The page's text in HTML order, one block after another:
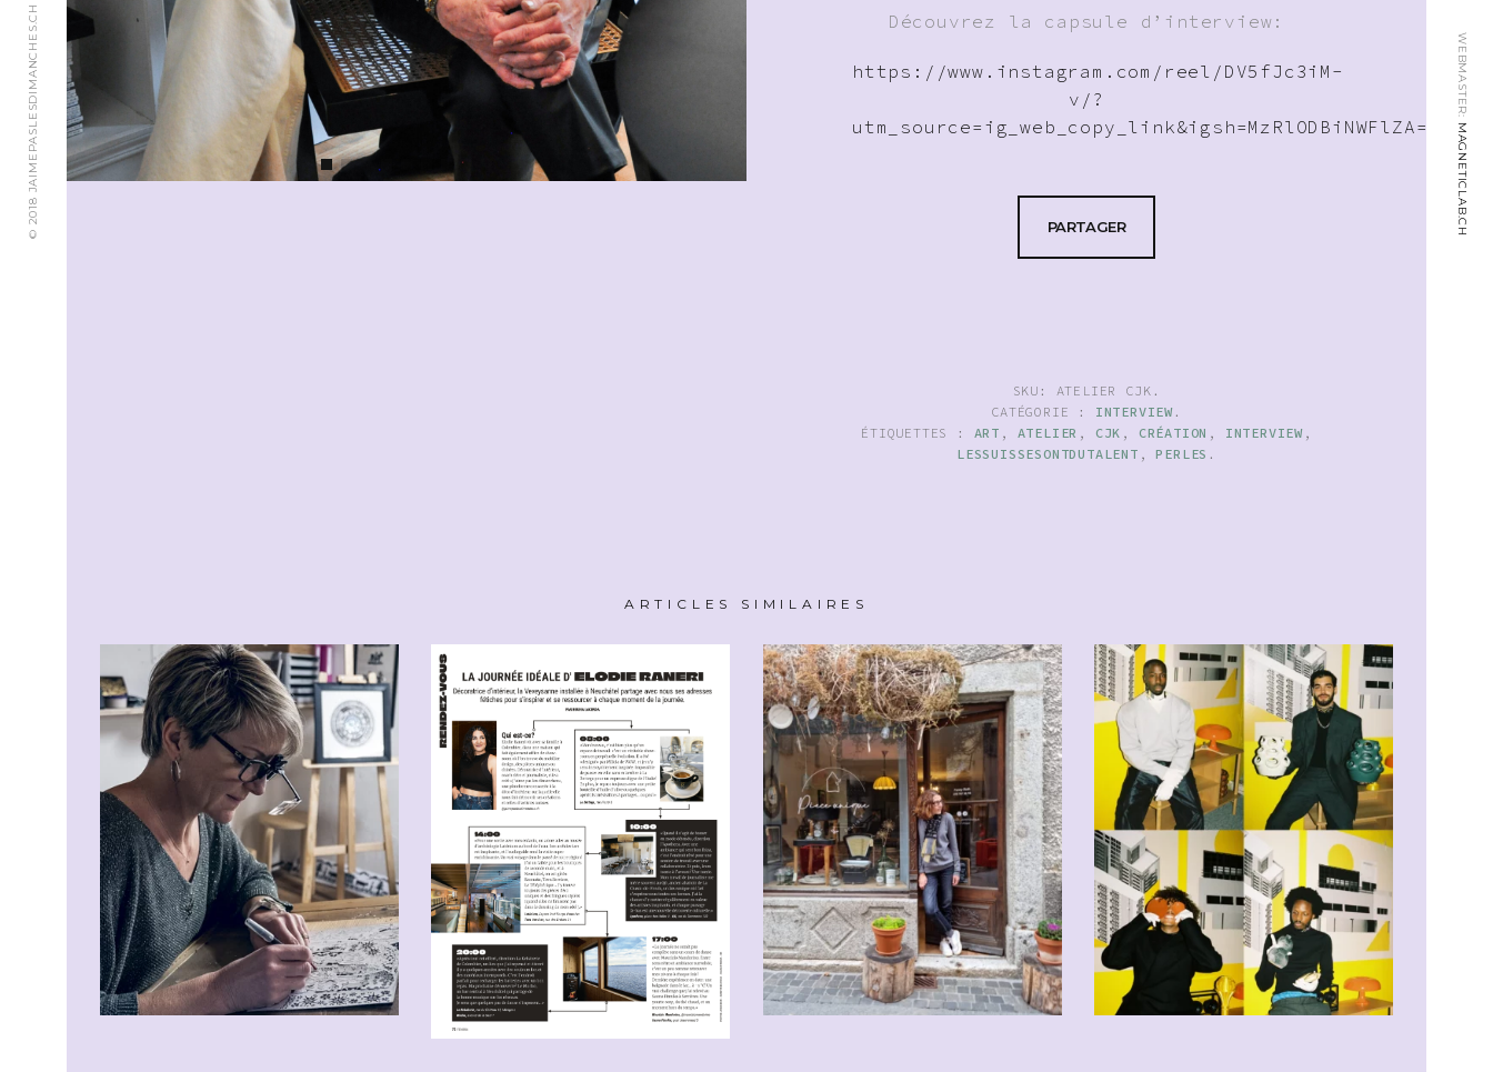
© 2018 JAIMEPASLESDIMANCHES.CH WEBMASTER:
MAGNETICLAB.CH
Découvrez la capsule d’interview:
https://www.instagram.com/reel/DV5fJc3iM-
v/?
utm_source=ig_web_copy_link&igsh=MzRlODBiNWFlZA==
PARTAGER
SKU: ATELIER CJK .
CATÉGORIE : INTERVIEW.
ÉTIQUETTES : ART , ATELIER , CJK , CRÉATION , INTERVIEW ,
LESSUISSESONTDUTALENT ,PERLES .
ARTICLES SIMILAIRES